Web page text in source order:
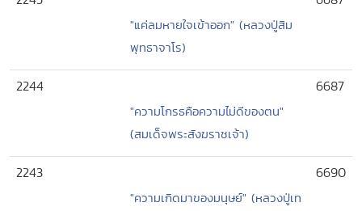
"แค่ลมหายใจเข้าออก" (หลวงปู่สิม
พุทธาจาโร)
2244
"ความโกรธคือความไม่ดีของตน"
(สมเด็จพระสังฆราชเจ้า)
6687
2243
"ความเกิดมาของมนุษย์" (หลวงปู่เท
6690